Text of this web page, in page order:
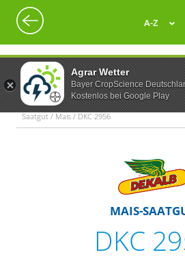
Agrar Wetter
Bayer CropScience
Kostenlos bei Google Play
A-Z
Saatgut / Mais / DKC 2956
MAIS-
DKC